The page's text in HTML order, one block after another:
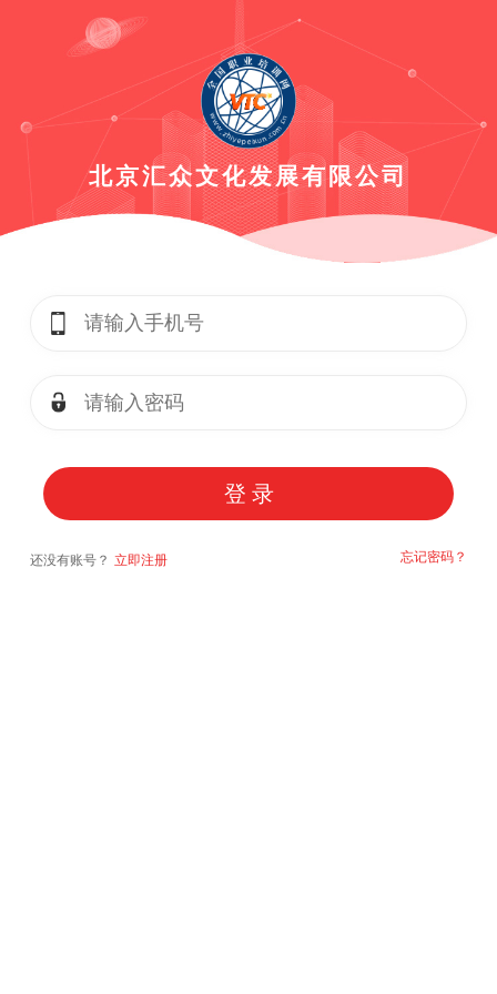
北京汇众文化发展有限公司
登 录
还没有账号？ 立即注册 忘记密码？